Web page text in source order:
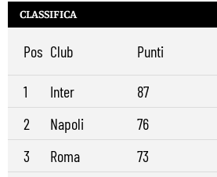
CLASSIFICA
Pos Club Punti
1 Inter
87
2
Napoli
76
3
Roma
73